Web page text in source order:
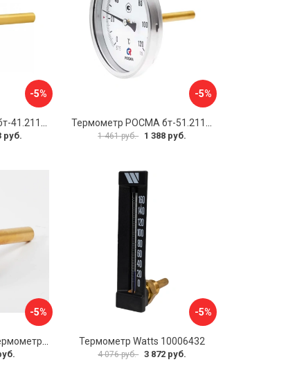
-5%
Термометр РОСМА бт-41.211 D070-00936
руб.
-5%
Термометр РОСМА бт-51.211 D070-00940
1 461 руб. 1 388 руб.
-5% -5%
Термометр Watts 10006432
4 076 руб. 3 872 руб.